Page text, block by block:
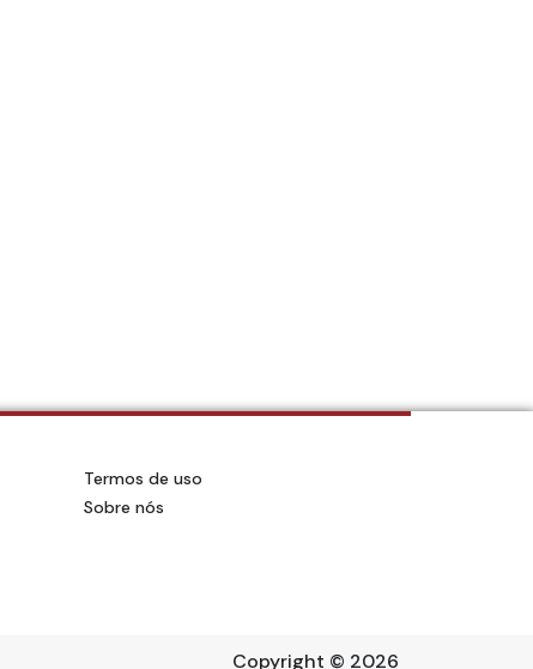
Termos de uso
Sobre nós
Copyright © 2026